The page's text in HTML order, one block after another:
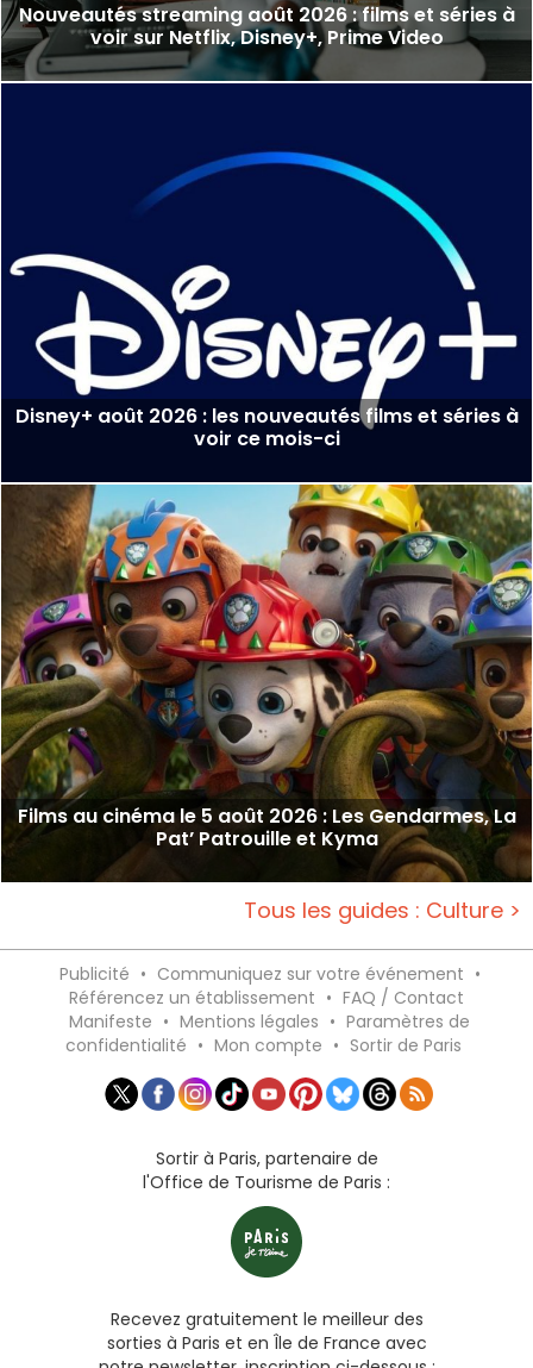
Nouveautés streaming août 2026 : films et séries à
voir sur Netflix, Disney+, Prime Video
Disney+ août 2026 : les nouveautés films et séries à
voir ce mois-ci
Films au cinéma le 5 août 2026 : Les Gendarmes, La
Pat’ Patrouille et Kyma
Tous les guides : Culture >
Publicité • Communiquez sur votre événement •
Référencez un établissement • FAQ / Contact
Manifeste • Mentions légales • Paramètres de
confidentialité • Mon compte • Sortir de Paris
Sortir à Paris, partenaire de
l'Office de Tourisme de Paris :
Recevez gratuitement le meilleur des
sorties à Paris et en Île de France avec